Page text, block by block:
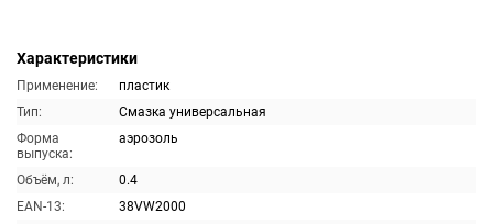
Характеристики
Применение:
пластик
Тип:
Смазка универсальная
Форма
выпуска:
аэрозоль
Объём, л:
0.4
EAN-13:
38VW2000